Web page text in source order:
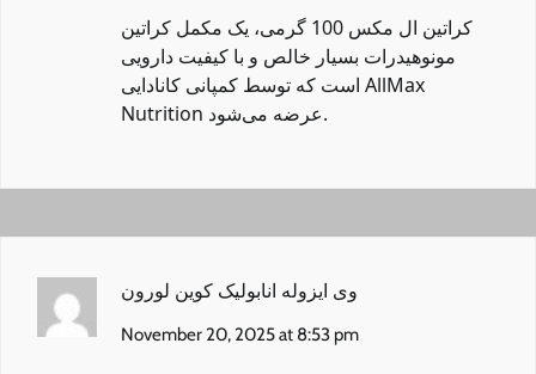
کراتین ال مکس 100 گرمی
، یک مکمل کراتین
مونوهیدرات بسیار خالص و با کیفیت دارویی
است که توسط کمپانی کانادایی AllMax
Nutrition عرضه می‌شود.
وی ایزوله انابولیک کوین لورون
November 20, 2025 at 8:53 pm